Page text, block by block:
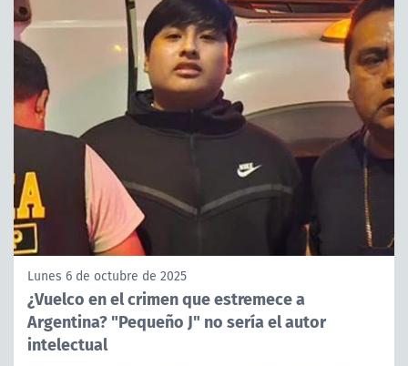
Lunes 6 de octubre de 2025
¿Vuelco en el crimen que estremece a
Argentina? "Pequeño J" no sería el autor
intelectual